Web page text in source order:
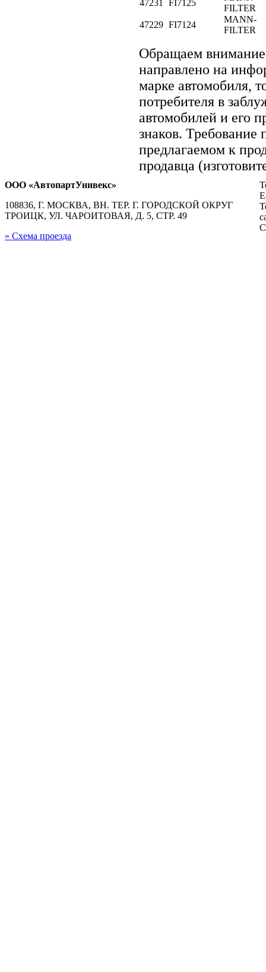
47231 FI7125
FILTER
47229 FI7124
MANN-
FILTER
Обращаем
направлено на
марке автомобиля,
потребителя в
автомобилей и его
знаков.
предлагаемом к
продавца
ООО «АвтопартУнивекс»
108836, Г. МОСКВА, ВН. ТЕР. Г. ГОРОДСКОЙ ОКРУГ
ТРОИЦК, УЛ. ЧАРОИТОВАЯ, Д. 5, СТР. 49
» Схема проезда